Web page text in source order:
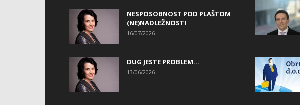
NESPOSOBNOST POD PLAŠTOM
(NE)NADLEŽNOSTI
16/07/2026
DUG JESTE PROBLEM…
13/06/2026